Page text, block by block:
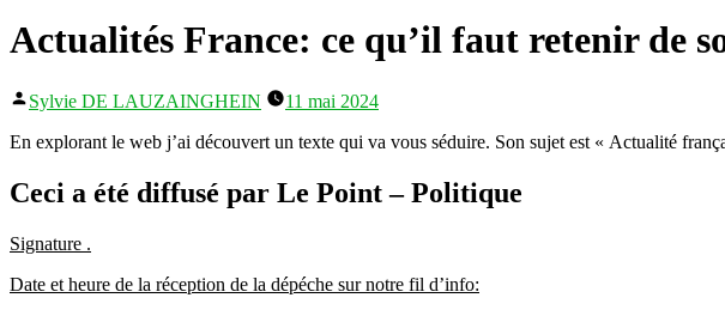
Actualités France: ce qu’il faut retenir de
Publié
Sylvie DE LAUZAINGHEIN
11 mai 2024
En explorant le web j’ai découvert un texte qui va vous séduire. Son sujet est « Actualité
Ceci a été diffusé par Le Point – Politique
Signature .
Date et heure de la réception de la dépéche sur notre fil d’info: